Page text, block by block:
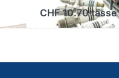
CHF 10.70